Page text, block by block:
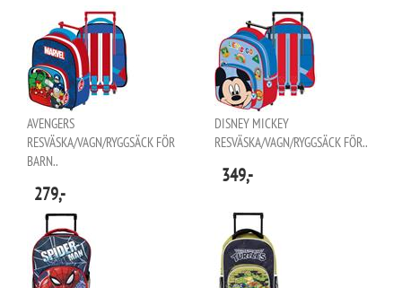
AVENGERS
RESVÄSKA/VAGN/RYGGSÄCK FÖR
BARN..
279,-
DISNEY MICKEY
RESVÄSKA/VAGN/RYGGSÄCK FÖR..
349,-